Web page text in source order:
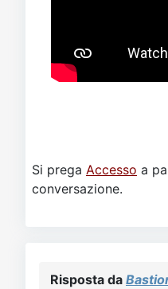
Si prega Accesso a
conversazione.
Risposta da